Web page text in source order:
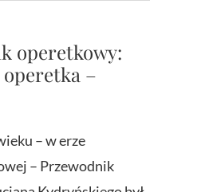
operetkowy:
–
– w erze
– Przewodnik